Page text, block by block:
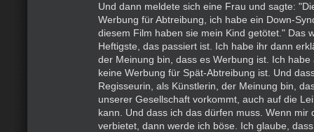
Und dann meldete sich eine Frau und sagte:
Werbung für Abtreibung, ich habe ein Down-
diesem Film haben sie mein Kind getötet." Das
Heftigste, das passiert ist. Ich habe ihr dann
der Meinung bin, dass es Werbung ist. Ich
keine Werbung für Spät-Abtreibung ist. Und
Regisseurin, als Künstlerin, der Meinung bin,
unserer Gesellschaft vorkommt, auch auf die
kann. Und dass ich das dürfen muss. Wenn mir
verbietet, dann werde ich böse. Ich glaube,